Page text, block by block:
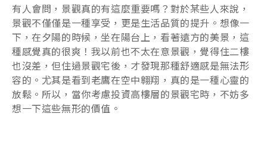
有人會問，景觀真的有這麼重要嗎？對於某些人來說，
景觀不僅僅是一種享受，更是生活品質的提升。想像一
下，在夕陽的時候，坐在陽台上，看著遠方的美景，這
種感覺真的很爽！我以前也不太在意景觀，覺得住二樓
也沒差，但住過景觀宅後，才發現那種舒適感是無法形
容的。尤其是看到老鷹在空中翱翔，真的是一種心靈的
放鬆。所以，當你考慮投資高樓層的景觀宅時，不妨多
想一下這些無形的價值。